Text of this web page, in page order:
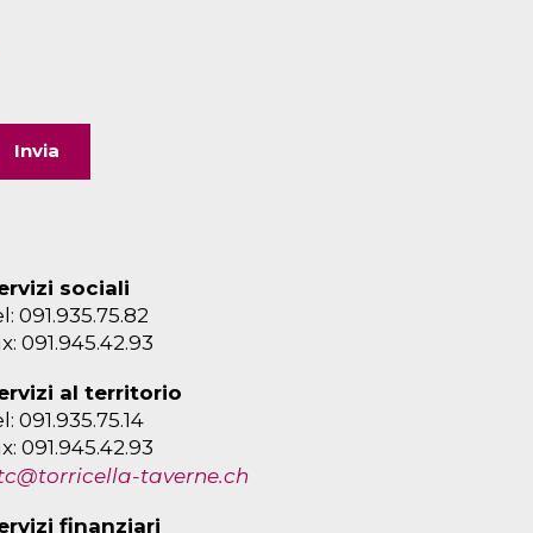
sociali
091.935.75.82
091.945.42.93
al territorio
091.935.75.14
091.945.42.93
taverne.ch
finanziari